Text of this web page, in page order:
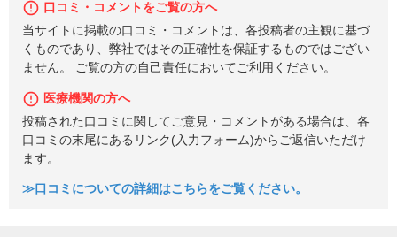
口コミ・コメントをご覧の方へ
当サイトに掲載の口コミ・コメントは、各投稿者の主観に基づ
くものであり、弊社ではその正確性を保証するものではござい
ません。 ご覧の方の自己責任においてご利用ください。
医療機関の方へ
投稿された口コミに関してご意見・コメントがある場合は、各
口コミの末尾にあるリンク(入力フォーム)からご返信いただけ
ます。
≫口コミについての詳細はこちらをご覧ください。